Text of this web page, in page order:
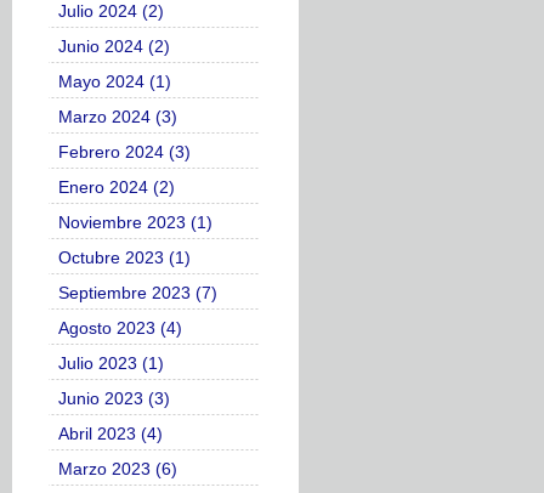
Julio 2024 (2)
Junio 2024 (2)
Mayo 2024 (1)
Marzo 2024 (3)
Febrero 2024 (3)
Enero 2024 (2)
Noviembre 2023 (1)
Octubre 2023 (1)
Septiembre 2023 (7)
Agosto 2023 (4)
Julio 2023 (1)
Junio 2023 (3)
Abril 2023 (4)
Marzo 2023 (6)